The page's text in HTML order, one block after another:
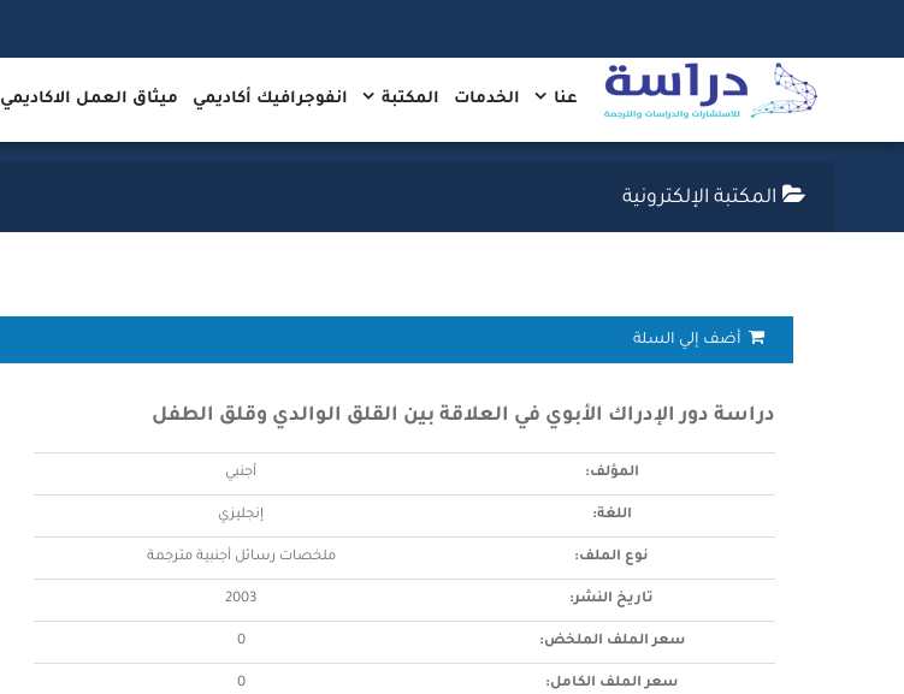
عنا الخدمات المكتبة انفوجرافيك أكاديمي ميثاق العمل الاكاديمي
المكتبة الإلكترونية
أضف إلي السلة
دراسة دور الإدراك الأبوي في العلاقة بين القلق الوالدي وقلق الطفل
المؤلف: أجنبي
اللغة: إنجليزي
نوع الملف: ملخصات رسائل أجنبية مترجمة
تاريخ النشر: 2003
سعر الملف الملخض: 0
سعر الملف الكامل: 0